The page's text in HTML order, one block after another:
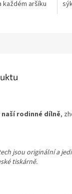
aršíku
naší rodinné dílně,
jsou originální a
tiskárně.